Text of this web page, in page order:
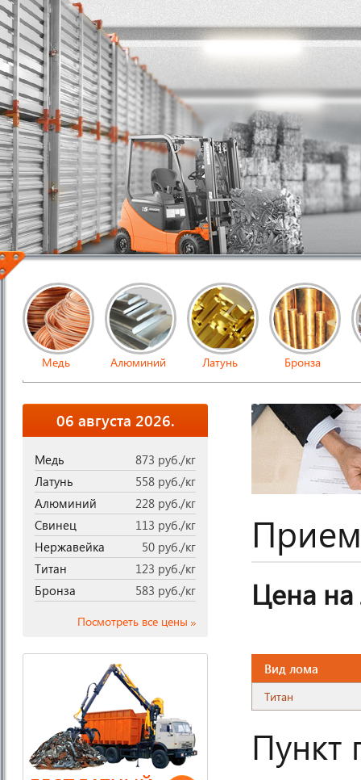
Медь Алюминий Латунь Бронза
06 августа 2026.
Медь
873 руб./кг
Латунь
558 руб./кг
Алюминий
228 руб./кг
Свинец
113 руб./кг
Нержавейка
50 руб./кг
Титан
123 руб./кг
Бронза
583 руб./кг
Посмотреть все цены
Цена на
Вид лома
Титан
Пункт